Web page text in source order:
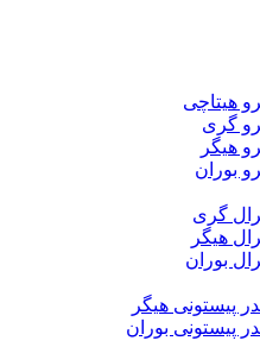
هیتاچی
گری
هیگر
بوران
گری
هیگر
بوران
پیستونی هیگر
پیستونی بوران